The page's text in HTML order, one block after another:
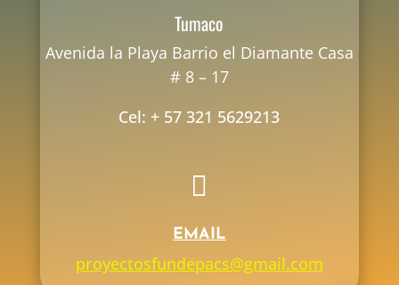
Tumaco
Avenida la Playa Barrio el Diamante Casa
# 8 – 17
Cel: + 57 321 5629213

EMAIL
proyectosfundepacs@gmail.com